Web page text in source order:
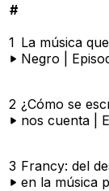
#
1 La música
Negro |
2 ¿Cómo se
nos cuenta |
3 Francy: del
en la música